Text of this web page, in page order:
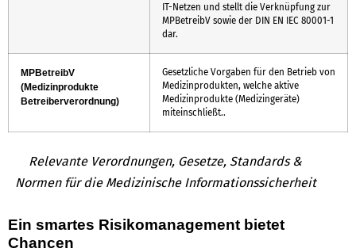
IT-Netzen und stellt die Verknüpfung zur
MPBetreibV sowie der DIN EN IEC 80001-1
dar.
MPBetreibV
(Medizinprodukte
Betreiberverordnung)
Gesetzliche Vorgaben für den Betrieb von
Medizinprodukten, welche aktive
Medizinprodukte (Medizingeräte)
miteinschließt..
Relevante Verordnungen, Gesetze, Standards &
Normen für die Medizinische Informationssicherheit
Ein smartes Risikomanagement bietet
Chancen